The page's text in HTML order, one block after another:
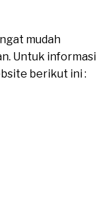
mudah
Untuk informasi
berikut ini :